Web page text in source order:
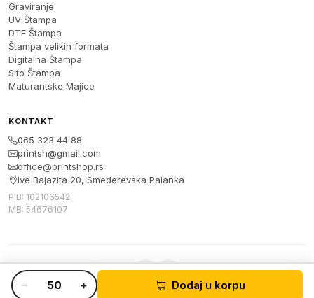
Dodaj u korpu
Graviranje
UV Štampa
DTF Štampa
Štampa velikih formata
Digitalna Štampa
Sito Štampa
Maturantske Majice
KONTAKT
065 323 44 88
printsh@gmail.com
office@printshop.rs
Ive Bajazita 20, Smederevska Palanka
PIB: 102106542
MB: 54676107
© 2026 Print Shop. Sva prava zadržana.